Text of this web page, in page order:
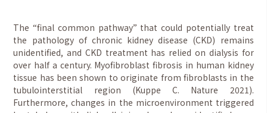
The “final common pathway” that could potentially treat
the pathology of chronic kidney disease (CKD) remains
unidentified, and CKD treatment has relied on dialysis for
over half a century. Myofibroblast fibrosis in human kidney
tissue has been shown to originate from fibroblasts in the
tubulointerstitial region (Kuppe C. Nature 2021).
Furthermore, changes in the microenvironment triggered